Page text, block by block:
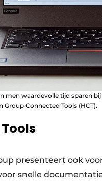
men waardevolle tijd sparen
Group Connected Tools (HCT).
presenteert ook
snelle